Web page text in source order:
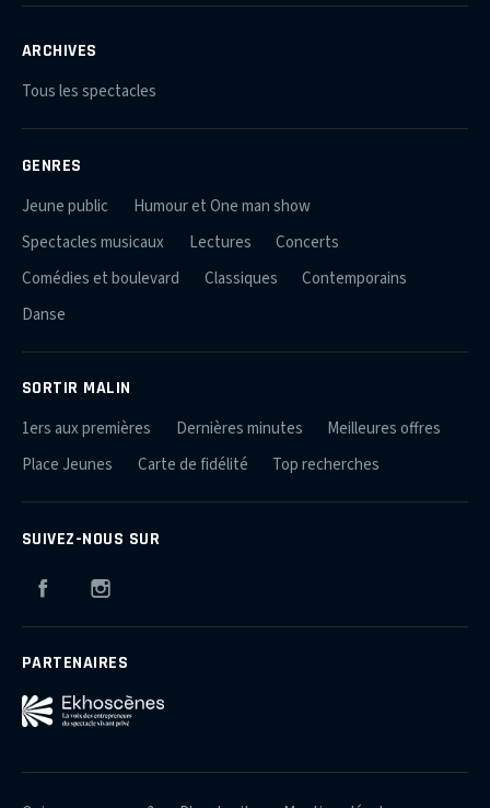
ARCHIVES
Tous les spectacles
GENRES
Jeune public
Humour et One man show
Spectacles musicaux
Lectures
Concerts
Comédies et boulevard
Classiques
Contemporains
Danse
SORTIR MALIN
1ers aux premières Dernières minutes
Meilleures offres
Place Jeunes
Carte de fidélité Top recherches
SUIVEZ-NOUS SUR
Facebook
PARTENAIRES